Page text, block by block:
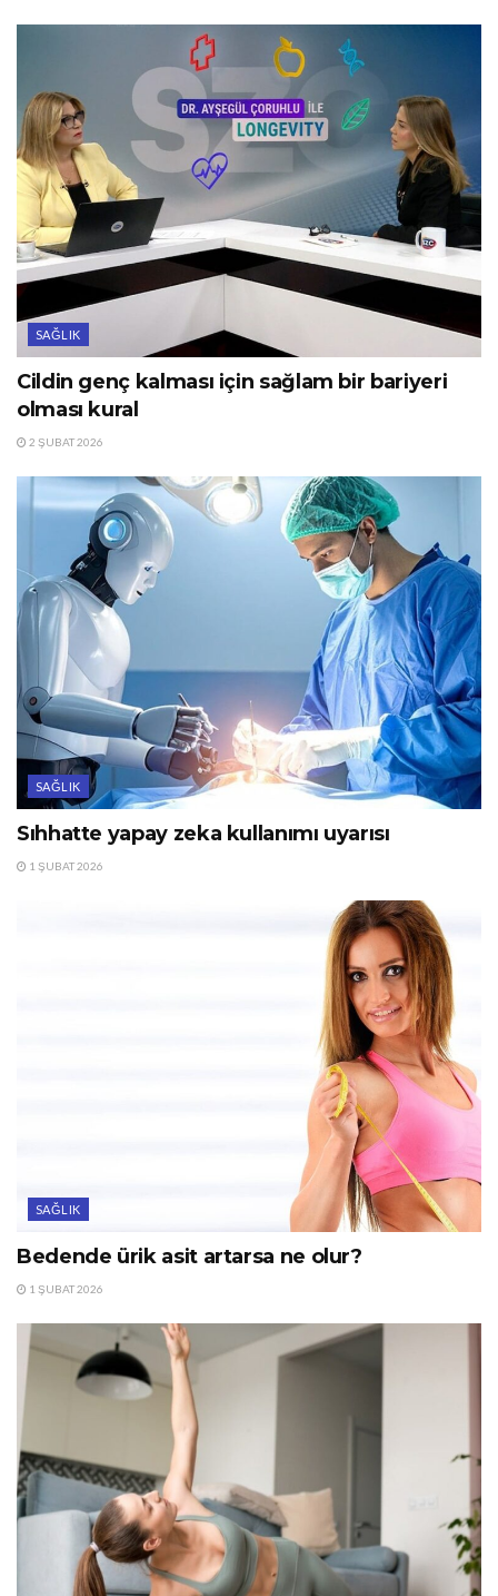
SAĞLIK
Cildin genç kalması için sağlam bir bariyeri
olması kural
2 ŞUBAT 2026
SAĞLIK
Sıhhatte yapay zeka kullanımı uyarısı
1 ŞUBAT 2026
SAĞLIK
Bedende ürik asit artarsa ne olur?
1 ŞUBAT 2026